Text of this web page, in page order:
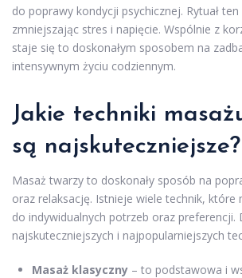
do poprawy kondycji psychicznej. Rytuał ten
zmniejszając stres i napięcie. Wspólnie z
staje się to doskonałym sposobem na
intensywnym życiu codziennym.
Jakie techniki
są najskuteczniejsze?
Masaż twarzy to doskonały sposób na
oraz relaksację. Istnieje wiele technik,
do indywidualnych potrzeb oraz preferencji.
najskuteczniejszych i najpopularniejszych
Masaż klasyczny – to podstawowa i